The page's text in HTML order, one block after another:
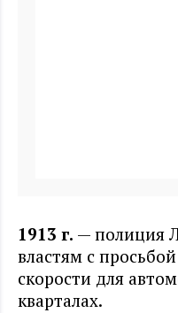
1913 г. — полиция
властям с
скорости для
кварталах.